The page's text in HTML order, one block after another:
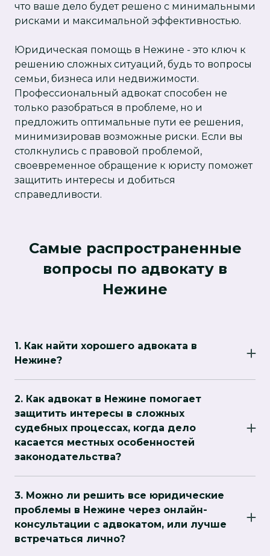
что ваше дело будет решено с минимальными
рисками и максимальной эффективностью.
Юридическая помощь в Нежине - это ключ к
решению сложных ситуаций, будь то вопросы
семьи, бизнеса или недвижимости.
Профессиональный адвокат способен не
только разобраться в проблеме, но и
предложить оптимальные пути ее решения,
минимизировав возможные риски. Если вы
столкнулись с правовой проблемой,
своевременное обращение к юристу поможет
защитить интересы и добиться
справедливости.
Самые распространенные
вопросы по адвокату в
Нежине
1. Как найти хорошего адвоката в
Нежине?
опыт в нужной области права, репутацию и
отзывы клиентов. Можно начать с
рекомендаций от знакомых или изучить
интернет-ресурсы, на которых представлены
юридические услуги в городе.
2. Как адвокат в Нежине помогает
защитить интересы в сложных
судебных процессах, когда дело
касается местных особенностей
законодательства?
помогает выстраивать стратегию защиты,
учитывая все особенности местных судов.
Например, в некоторых случаях суды могут
придерживаться определенных стандартов,
3. Можно ли решить все юридические
проблемы в Нежине через онлайн-
консультации с адвокатом, или лучше
встречаться лично?